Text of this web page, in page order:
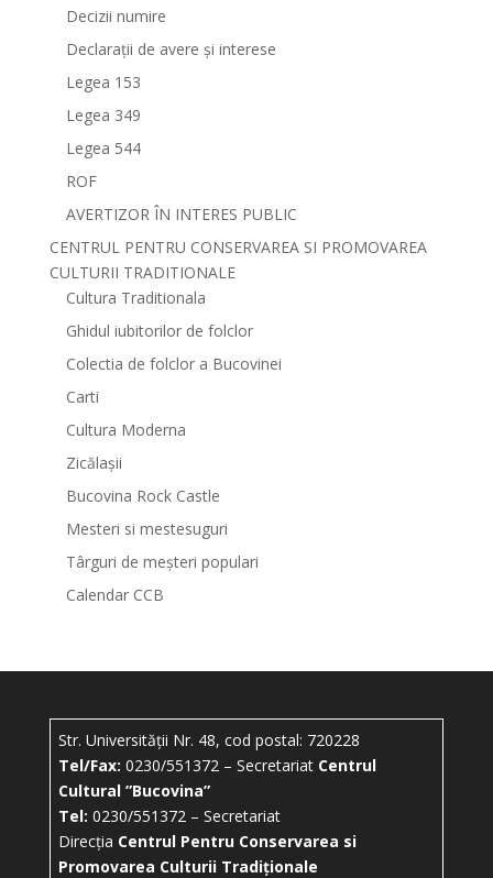
Decizii numire
Declarații de avere și interese
Legea 153
Legea 349
Legea 544
ROF
AVERTIZOR ÎN INTERES PUBLIC
CENTRUL PENTRU CONSERVAREA SI PROMOVAREA
CULTURII TRADITIONALE
Cultura Traditionala
Ghidul iubitorilor de folclor
Colectia de folclor a Bucovinei
Carti
Cultura Moderna
Zicălașii
Bucovina Rock Castle
Mesteri si mestesuguri
Târguri de meșteri populari
Calendar CCB
Str. Universității Nr. 48, cod postal: 720228
Tel/Fax: 0230/551372 – Secretariat Centrul
Cultural ”Bucovina”
Tel: 0230/551372 – Secretariat
Direcția Centrul Pentru Conservarea si
Promovarea Culturii Tradiționale